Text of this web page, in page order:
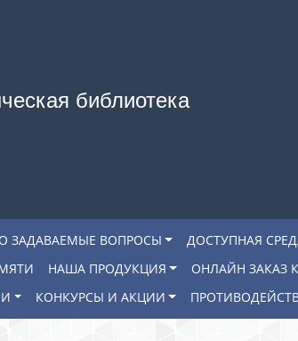
библиотека
ЗАДАВАЕМЫЕ ВОПРОСЫ
ДОСТУПНАЯ
НАША ПРОДУКЦИЯ
ОНЛАЙН ЗАКАЗ
КОНКУРСЫ И АКЦИИ